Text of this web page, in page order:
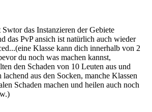
das Instanzieren der Gebiete
das PvP ansich ist natürlich auch wieder
Klasse kann dich innerhalb von 2
du noch was machen kannst,
den Schaden von 10 Leuten aus und
lachend aus den Socken, manche Klassen
Schaden machen und heilen auch noch